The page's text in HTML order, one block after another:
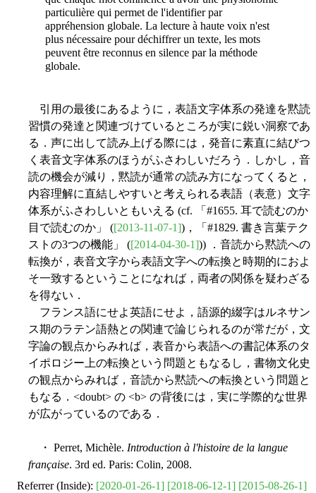
particulière qui permet de l'identifier par
appréhension globale. La lecture à haute voix n'est
plus nécessaire pour déchiffrer un texte, les mots
peuvent être reconnus en silence par la méthode
globale.
引用の最後にあるように，表語文字体系の発達を黙読
習慣の発達と関連づけているところが実に鋭い洞察であ
る．声に出して読み上げる際には，発音に素直に結びつ
く表音文字体系のほうがふさわしいだろう．しかし，音
読の機会が減り，黙読が通常の読み方になってくると，
内容理解に直結しやすいと考えられる表語（表意）文字
体系がふさわしいともいえる (cf. 「#1655. 耳で読むのか
目で読むのか」 ([2013-11-07-1])，「#1829. 書き言葉テク
ストの3つの機能」 ([2014-04-30-1])) ．音読から黙読への
転換が，表音文字から表語文字への転換と時期的におよ
そ一致するということになれば，両者の関係を疑わざる
を得ない．
フランス語にせよ英語にせよ，語源的綴字はルネサン
ス期のラテン語熱との関連で論じられるのが常だが，文
字論の観点からみれば，表音から表語への書記体系のタ
イポロジー上の転換という問題ともなるし，書物文化史
の観点からみれば，音読から黙読への転換という問題と
もなる．<doubt> の <b> の背後には，実に学際的な世界
が広がっているのである．
・ Perret, Michèle. Introduction à l'histoire de la langue
française. 3rd ed. Paris: Colin, 2008.
Referrer (Inside): [2020-01-26-1] [2018-06-12-1] [2015-08-26-1]